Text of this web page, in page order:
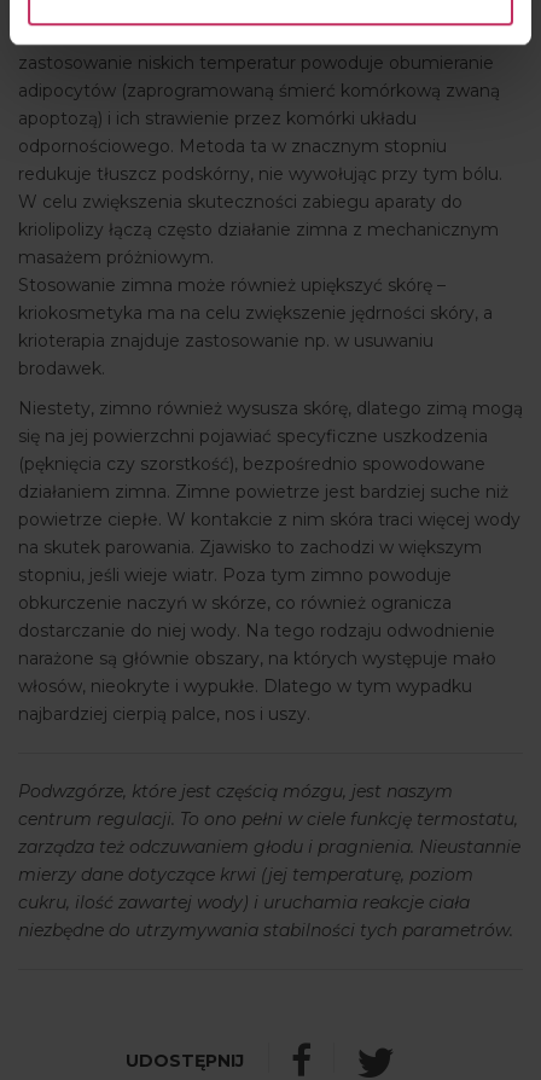
zastosowanie niskich temperatur powoduje obumieranie
adipocytów (zaprogramowaną śmierć komórkową zwaną
apoptozą) i ich strawienie przez komórki układu
odpornościowego. Metoda ta w znacznym stopniu
redukuje tłuszcz podskórny, nie wywołując przy tym bólu.
W celu zwiększenia skuteczności zabiegu aparaty do
kriolipolizy łączą często działanie zimna z mechanicznym
masażem próżniowym.
Stosowanie zimna może również upiększyć skórę –
kriokosmetyka ma na celu zwiększenie jędrności skóry, a
krioterapia znajduje zastosowanie np. w usuwaniu
brodawek.
Niestety, zimno również wysusza skórę, dlatego zimą mogą
się na jej powierzchni pojawiać specyficzne uszkodzenia
(pęknięcia czy szorstkość), bezpośrednio spowodowane
działaniem zimna. Zimne powietrze jest bardziej suche niż
powietrze ciepłe. W kontakcie z nim skóra traci więcej wody
na skutek parowania. Zjawisko to zachodzi w większym
stopniu, jeśli wieje wiatr. Poza tym zimno powoduje
obkurczenie naczyń w skórze, co również ogranicza
dostarczanie do niej wody. Na tego rodzaju odwodnienie
narażone są głównie obszary, na których występuje mało
włosów, nieokryte i wypukłe. Dlatego w tym wypadku
najbardziej cierpią palce, nos i uszy.
Podwzgórze, które jest częścią mózgu, jest naszym
centrum regulacji. To ono pełni w ciele funkcję termostatu,
zarządza też odczuwaniem głodu i pragnienia. Nieustannie
mierzy dane dotyczące krwi (jej temperaturę, poziom
cukru, ilość zawartej wody) i uruchamia reakcje ciała
niezbędne do utrzymywania stabilności tych parametrów.